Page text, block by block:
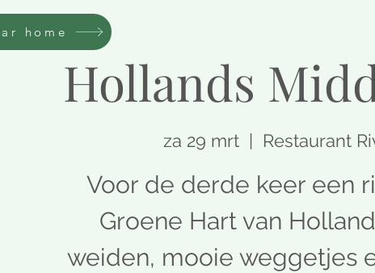
Hollands
za 29 mrt
  |
Restaurant
Voor de derde keer een
Groene Hart van
weiden, mooie weggetjes
home